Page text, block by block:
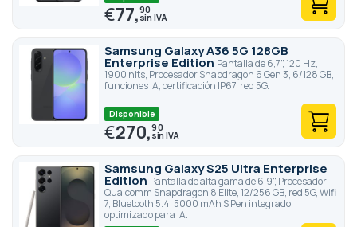
€77,90
Samsung Galaxy A36 5G 128GB
Enterprise Edition Pantalla de 6,7", 120 Hz,
1900 nits, Procesador Snapdragon 6 Gen 3, 6/128 GB,
funciones IA, certificación IP67, red 5G.
Disponible
€270,90
Samsung Galaxy S25 Ultra Enterprise
Edition Pantalla de alta gama de 6,9", Procesador
Qualcomm Snapdragon 8 Elite, 12/256 GB, red 5G, Wifi
7, Bluetooth 5.4, 5000 mAh S Pen integrado,
optimizado para IA.